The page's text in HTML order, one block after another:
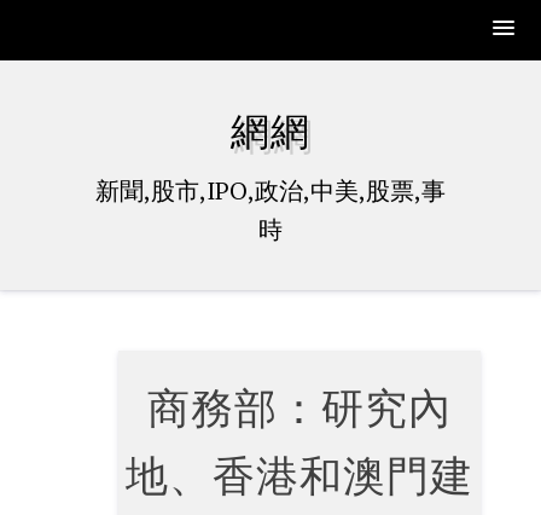
網網
新聞,股市,IPO,政治,中美,股票,事
時
商務部：研究內
地、香港和澳門建